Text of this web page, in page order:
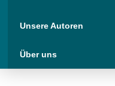
Unsere Autoren
Über uns